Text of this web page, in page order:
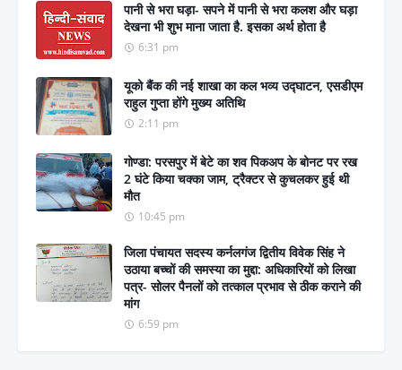
पानी से भरा घड़ा- सपने में पानी से भरा कलश और घड़ा
देखना भी शुभ माना जाता है. इसका अर्थ होता है
6:31 pm
यूको बैंक की नई शाखा का कल भव्य उद्घाटन, एसडीएम
राहुल गुप्ता होंगे मुख्य अतिथि
2:11 pm
गोण्डा: परसपुर में बेटे का शव पिकअप के बोनट पर रख
2 घंटे किया चक्का जाम, ट्रैक्टर से कुचलकर हुई थी
मौत
10:45 pm
जिला पंचायत सदस्य कर्नलगंज द्वितीय विवेक सिंह ने
उठाया बच्चों की समस्या का मुद्दा: अधिकारियों को लिखा
पत्र- सोलर पैनलों को तत्काल प्रभाव से ठीक कराने की
मांग
6:59 pm